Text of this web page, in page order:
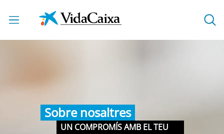
Salta al contingut principal
Sobre nosaltres
UN COMPROMÍS AMB EL TEU